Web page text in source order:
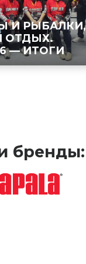
И РЫБАЛКИ,
ОТДЫХ.
— ИТОГИ
бренды: